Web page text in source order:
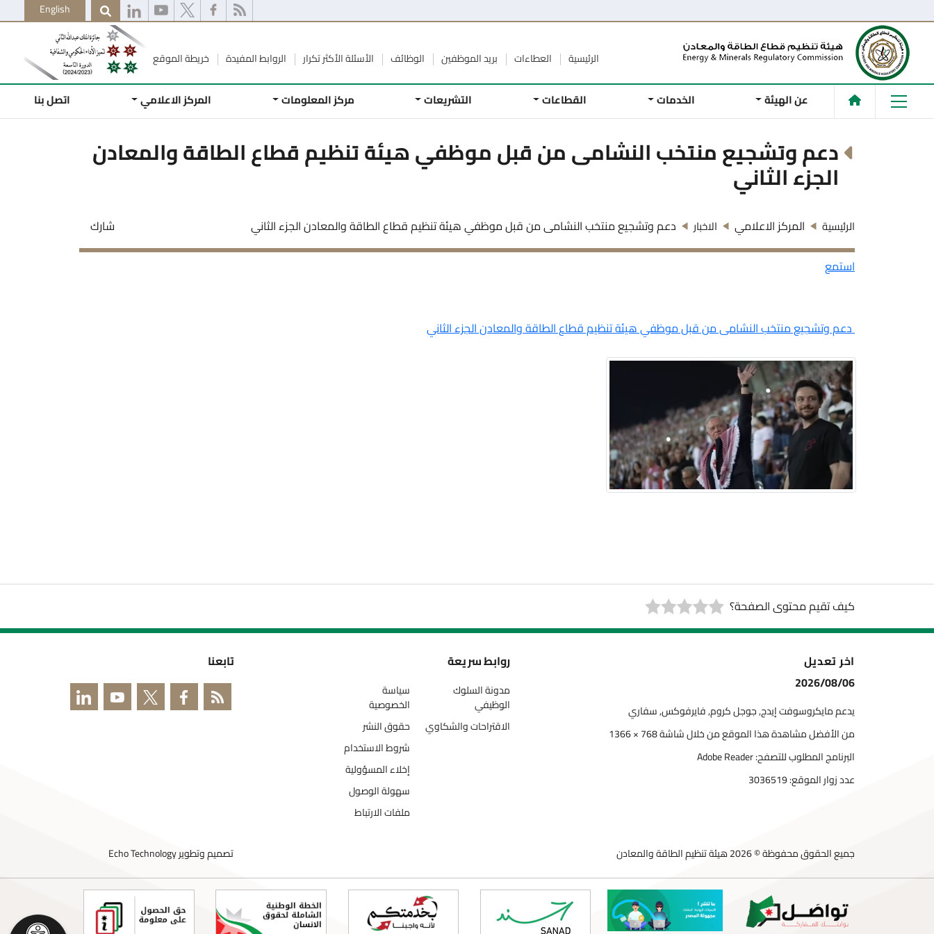
English
الرئيسية العطاءات بريد الموظفين الوظائف الأسئلة الأكثر تكرار الروابط المفيدة خريطة الموقع
عن الهيئة الخدمات القطاعات التشريعات مركز المعلومات المركز الاعلامي اتصل بنا
دعم وتشجيع منتخب النشامى من قبل موظفي هيئة تنظيم قطاع الطاقة والمعادن
الجزء الثاني
الرئيسية المركز الاعلامي الاخبار دعم وتشجيع منتخب النشامى من قبل موظفي هيئة تنظيم قطاع الطاقة والمعادن الجزء الثاني
شارك
استمع
دعم وتشجيع منتخب النشامى من قبل موظفي هيئة تنظيم قطاع الطاقة والمعادن الجزء الثاني
كيف تقيم محتوى الصفحة؟
اخر تعديل
2026/08/06
يدعم مايكروسوفت إيدج, جوجل كروم, فايرفوكس, سفاري
من الأفضل مشاهدة هذا الموقع من خلال شاشة 768 × 1366
البرنامج المطلوب للتصفح: Adobe Reader
عدد زوار الموقع:3036519
روابط سريعة
مدونة السلوك
الوظيفي
الاقتراحات والشكاوي
سياسة
الخصوصية
حقوق النشر
شروط الاستخدام
إخلاء المسؤولية
سهولة الوصول
ملفات الارتباط
تابعنا
جميع الحقوق محفوظة © 2026 هيئة تنظيم الطاقة والمعادن تصميم وتطويرEcho Technology